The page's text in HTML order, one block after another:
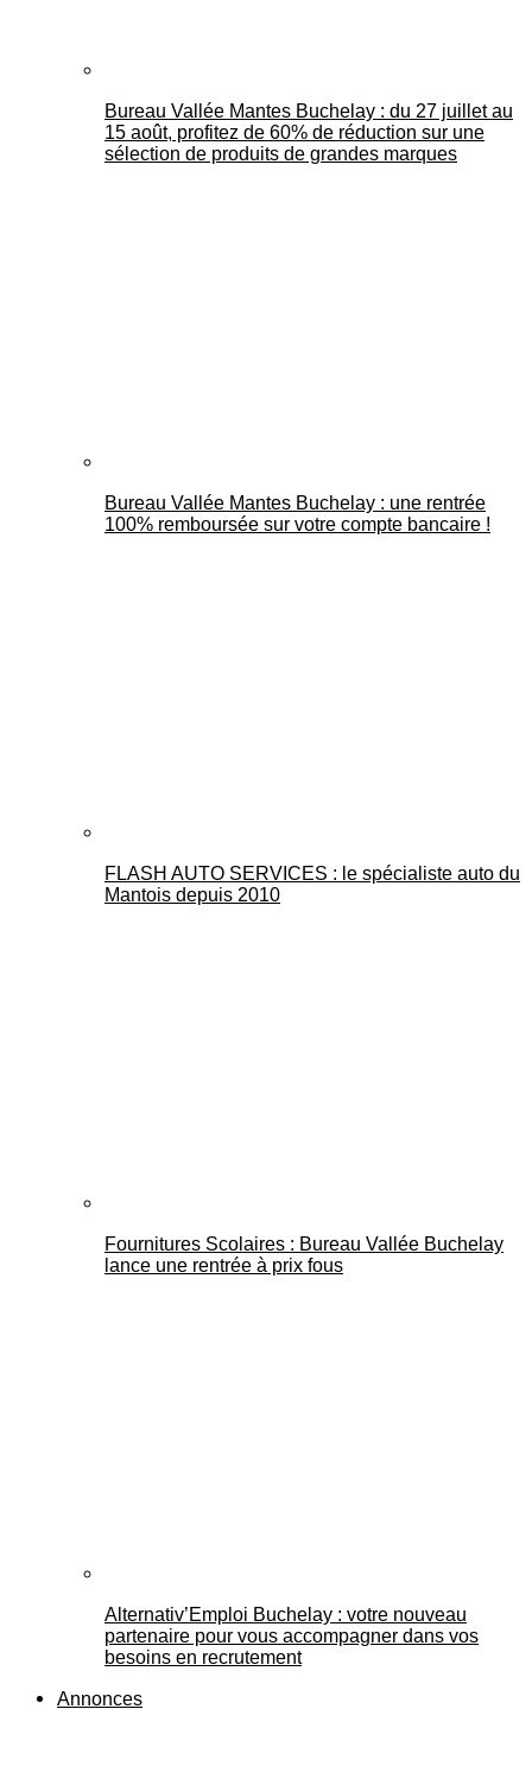
Bureau Vallée Mantes Buchelay : du 27 juillet au
15 août, profitez de 60% de réduction sur une
sélection de produits de grandes marques
Bureau Vallée Mantes Buchelay : une rentrée
100% remboursée sur votre compte bancaire !
FLASH AUTO SERVICES : le spécialiste auto du
Mantois depuis 2010
Fournitures Scolaires : Bureau Vallée Buchelay
lance une rentrée à prix fous
Alternativ’Emploi Buchelay : votre nouveau
partenaire pour vous accompagner dans vos
besoins en recrutement
Annonces